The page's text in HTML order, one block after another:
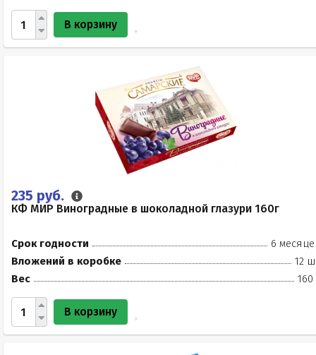
В корзину
235 руб.
КФ МИР Виноградные в шоколадной глазури 160г
Срок годности
6
Вложений в коробке
12
Вес
160
В корзину